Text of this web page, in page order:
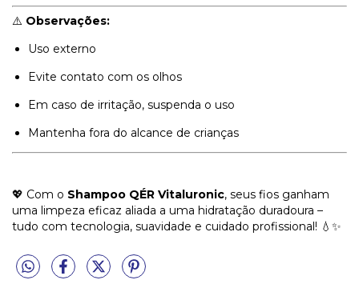
⚠️ Observações:
Uso externo
Evite contato com os olhos
Em caso de irritação, suspenda o uso
Mantenha fora do alcance de crianças
💖 Com o Shampoo QÉR Vitaluronic, seus fios ganham
uma limpeza eficaz aliada a uma hidratação duradoura –
tudo com tecnologia, suavidade e cuidado profissional! 💧✨